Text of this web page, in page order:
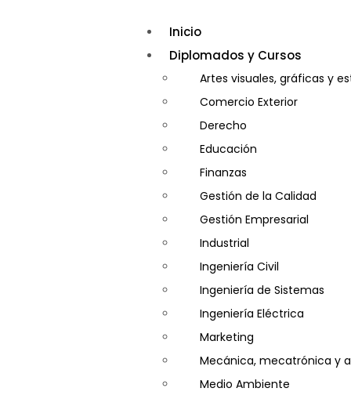
Inicio
Diplomados y Cursos
Artes visuales, gráficas y
Comercio Exterior
Derecho
Educación
Finanzas
Gestión de la Calidad
Gestión Empresarial
Industrial
Ingeniería Civil
Ingeniería de Sistemas
Ingeniería Eléctrica
Marketing
Mecánica, mecatrónica y
Medio Ambiente